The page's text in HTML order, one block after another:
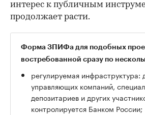
интерес к публичным
продолжает расти.
Форма ЗПИФа для подобных
востребованной сразу по
регулируемая инфраструктура:
управляющих компаний,
депозитариев и других
контролируется Банком России;